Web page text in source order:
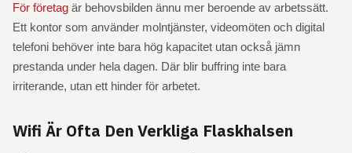
För företag är behovsbilden ännu mer beroende av arbetssätt.
Ett kontor som använder molntjänster, videomöten och digital
telefoni behöver inte bara hög kapacitet utan också jämn
prestanda under hela dagen. Där blir buffring inte bara
irriterande, utan ett hinder för arbetet.
Wifi Är Ofta Den Verkliga Flaskhalsen